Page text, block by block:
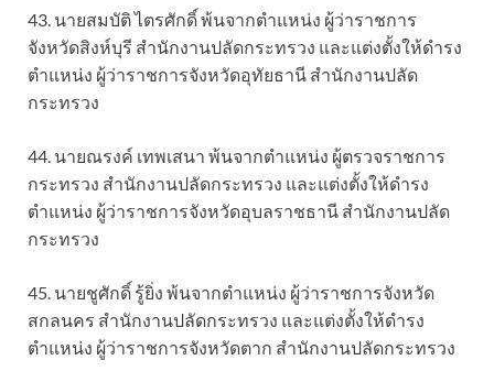
43. นายสมบัติ ไตรศักดิ์ พ้นจากตำแหน่ง ผู้ว่าราชการ
จังหวัดสิงห์บุรี สำนักงานปลัดกระทรวง และแต่งตั้งให้ดำรง
ตำแหน่ง ผู้ว่าราชการจังหวัดอุทัยธานี สำนักงานปลัด
กระทรวง
44. นายณรงค์ เทพเสนา พ้นจากตำแหน่ง ผู้ตรวจราชการ
กระทรวง สำนักงานปลัดกระทรวง และแต่งตั้งให้ดำรง
ตำแหน่ง ผู้ว่าราชการจังหวัดอุบลราชธานี สำนักงานปลัด
กระทรวง
45. นายชูศักดิ์ รู้ยิ่ง พ้นจากตำแหน่ง ผู้ว่าราชการจังหวัด
สกลนคร สำนักงานปลัดกระทรวง และแต่งตั้งให้ดำรง
ตำแหน่ง ผู้ว่าราชการจังหวัดตาก สำนักงานปลัดกระทรวง